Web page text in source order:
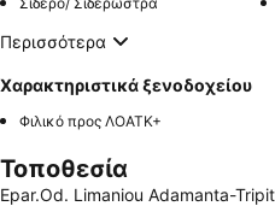
Περισσότερα
Χαρακτηριστικά ξενοδοχείου
Φιλικό προς ΛΟΑΤΚ+
Τοποθεσία
Epar.Od. Limaniou Adamanta-